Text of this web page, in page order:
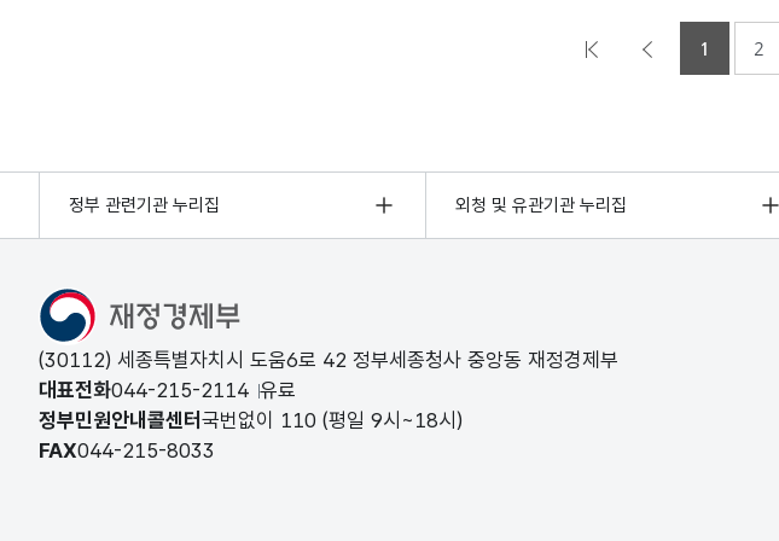
1 2
정부 관련기관 누리집 외청 및 유관기관 누리집
(30112) 세종특별자치시 도움6로 42 정부세종청사 중앙동 재정경제부
대표전화044-215-2114 유료
정부민원안내콜센터 국번없이 110 (평일 9시~18시)
FAX044-215-8033